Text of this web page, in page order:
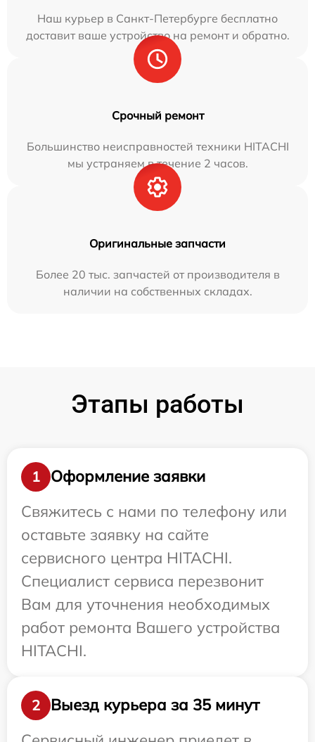
Наш курьер в Санкт-Петербурге бесплатно
доставит ваше устройство на ремонт и обратно.
Срочный ремонт
Большинство неисправностей техники HITACHI
мы устраняем в течение 2 часов.
Оригинальные запчасти
Более 20 тыс. запчастей от производителя в
наличии на собственных складах.
Этапы работы
1
Оформление заявки
Свяжитесь с нами по телефону или
оставьте заявку на сайте
сервисного центра HITACHI.
Специалист сервиса перезвонит
Вам для уточнения необходимых
работ ремонта Вашего устройства
HITACHI.
2
Выезд курьера за 35 минут